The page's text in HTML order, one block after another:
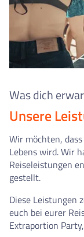
Was dich
Unsere
Wir möchten,
Lebens wird. Wir
Reiseleistungen
gestellt.
Diese Leistungen
euch bei eurer
Extraportion